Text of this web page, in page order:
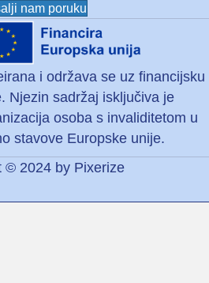
nam poruku
i održava se uz financijsku
Njezin sadržaj isključiva je
osoba s invaliditetom u
stavove Europske unije.
© 2024 by Pixerize